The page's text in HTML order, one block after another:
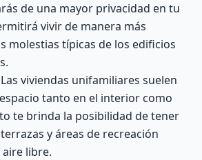
de una mayor privacidad en tu
vivir de manera más
molestias típicas de los edificios
Las viviendas unifamiliares suelen
tanto en el interior como
te brinda la posibilidad de tener
y áreas de recreación
libre.